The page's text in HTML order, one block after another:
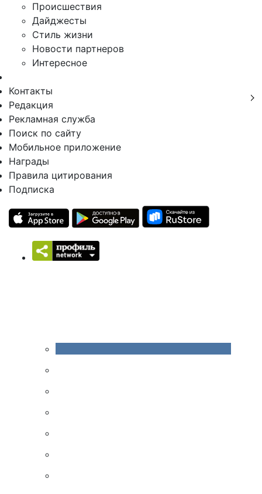
Происшествия
Дайджесты
Стиль жизни
Новости партнеров
Интересное
Контакты
Редакция
Рекламная служба
Поиск по сайту
Мобильное приложение
Награды
Правила цитирования
Подписка